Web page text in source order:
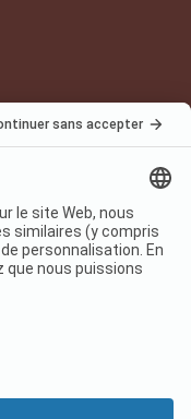
Conditions d'utilisation